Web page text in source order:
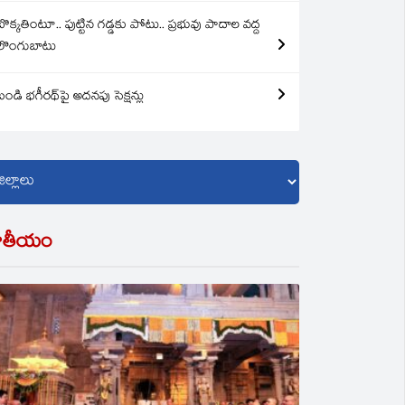
పుట్టిన గడ్డకు పోటు.. ప్రభువు పాదాల వద్ద
భగీరథ్‌పై అదనపు సెక్షన్లు